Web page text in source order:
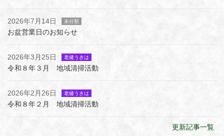
2026年7月14日 未分類
お盆営業日のお知らせ
2026年3月25日 老健うきは
令和８年３月 地域清掃活動
2026年2月26日 老健うきは
令和８年２月 地域清掃活動
更新記事一覧